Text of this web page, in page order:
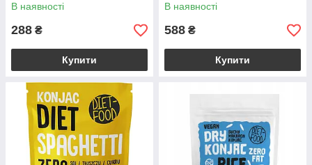
В наявності
288 ₴
Купити
В наявності
588 ₴
Купити